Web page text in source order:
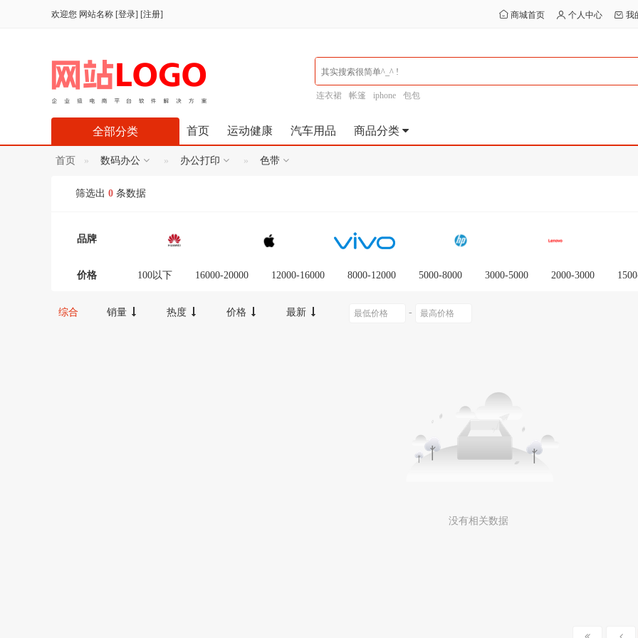
欢迎您 网站名称 [登录] [注册] 商城首页 个人中心 我
连衣裙 帐篷 iphone 包包
首页 运动健康 汽车用品 商品分类
全部分类
首页 数码办公 办公打印 色带
筛选出 0 条数据
品牌
价格 100以下 16000-20000 12000-16000 8000-12000 5000-8000 3000-5000 2000-3000
综合 销量 热度 价格 最新 -
没有相关数据